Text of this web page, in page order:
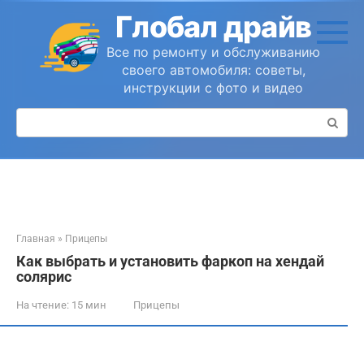
контенту
Глобал драйв
Все по ремонту и обслуживанию
своего автомобиля: советы,
инструкции с фото и видео
Поиск:
Главная » Прицепы
Как выбрать и установить фаркоп на хендай
солярис
На чтение: 15 мин Прицепы